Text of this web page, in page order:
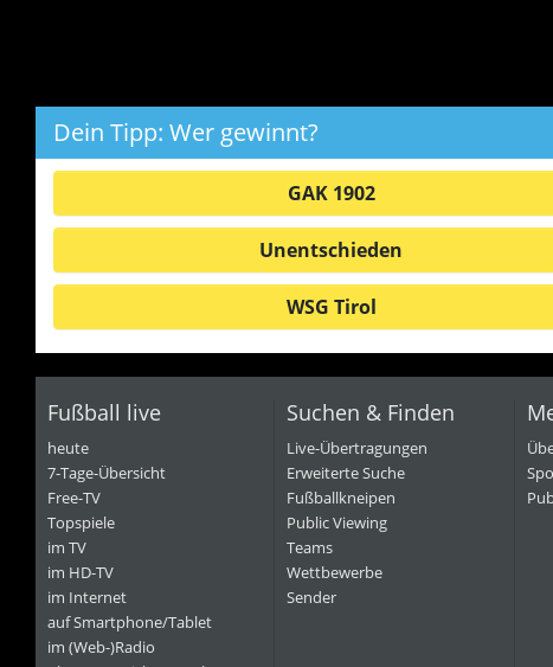
Dein Tipp: Wer gewinnt?
GAK 1902
Unentschieden
WSG Tirol
Fußball live
heute
7-Tage-Übersicht
Free-TV
Topspiele
im TV
im HD-TV
im Internet
auf Smartphone/Tablet
im (Web-)Radio
Suchen & Finden
Live-Übertragungen
Erweiterte Suche
Fußballkneipen
Public Viewing
Teams
Wettbewerbe
Sender